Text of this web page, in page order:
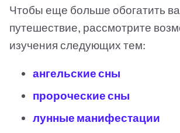
Чтобы еще больше обогатить
путешествие, рассмотрите
изучения следующих тем:
ангельские сны
пророческие сны
лунные манифестации